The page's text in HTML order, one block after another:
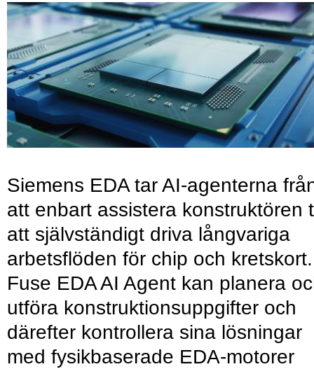
Siemens EDA tar AI-agenterna
att enbart assistera konstruktören
att självständigt driva långvariga
arbetsflöden för chip och kretskort.
Fuse EDA AI Agent kan planera
utföra konstruktionsuppgifter och
därefter kontrollera sina lösningar
med fysikbaserade EDA-motorer